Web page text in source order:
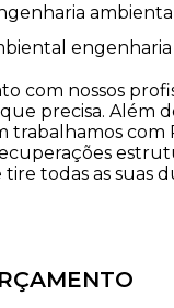
ambiental
engenharia
com nossos
precisa. Além
trabalhamos com
todas as suas